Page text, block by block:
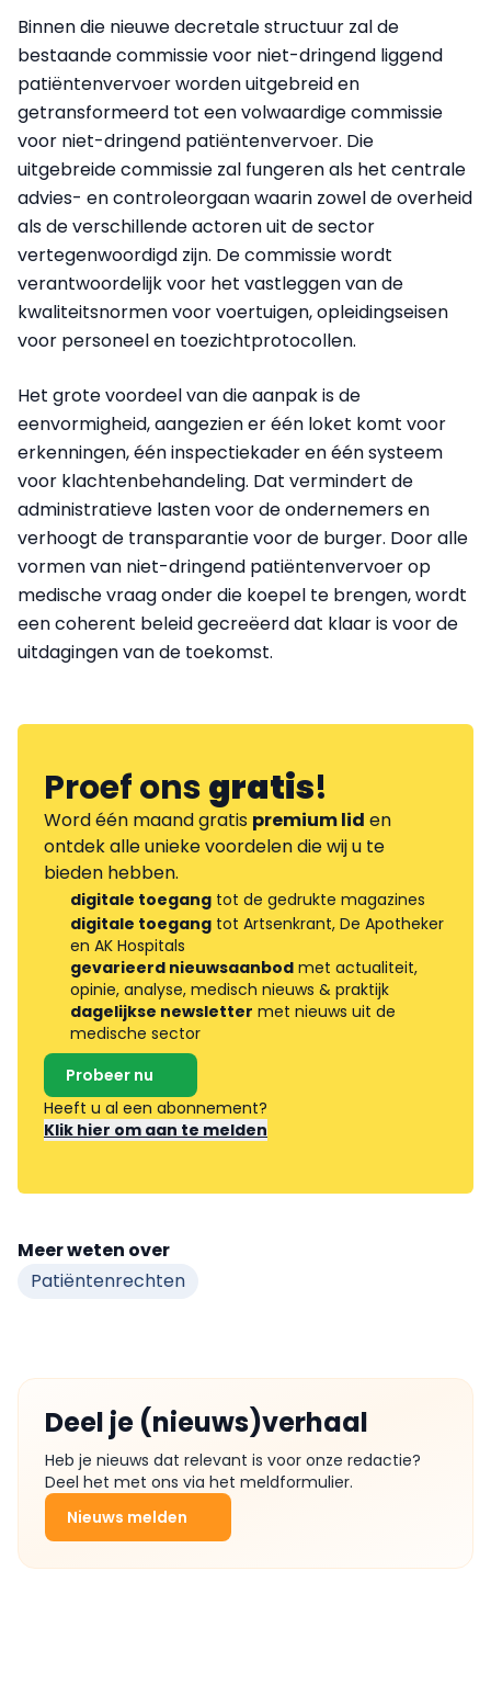
Binnen die nieuwe decretale structuur zal de
bestaande commissie voor niet-dringend liggend
patiëntenvervoer worden uitgebreid en
getransformeerd tot een volwaardige commissie
voor niet-dringend patiëntenvervoer. Die
uitgebreide commissie zal fungeren als het centrale
advies- en controleorgaan waarin zowel de overheid
als de verschillende actoren uit de sector
vertegenwoordigd zijn. De commissie wordt
verantwoordelijk voor het vastleggen van de
kwaliteitsnormen voor voertuigen, opleidingseisen
voor personeel en toezichtprotocollen.
Het grote voordeel van die aanpak is de
eenvormigheid, aangezien er één loket komt voor
erkenningen, één inspectiekader en één systeem
voor klachtenbehandeling. Dat vermindert de
administratieve lasten voor de ondernemers en
verhoogt de transparantie voor de burger. Door alle
vormen van niet-dringend patiëntenvervoer op
medische vraag onder die koepel te brengen, wordt
een coherent beleid gecreëerd dat klaar is voor de
uitdagingen van de toekomst.
Proef onsgratis!
Word één maand gratis premium lid en
ontdek alle unieke voordelen die wij u te
bieden hebben.
digitale toegang tot de gedrukte magazines
digitale toegang tot Artsenkrant, De Apotheker
en AK Hospitals
gevarieerd nieuwsaanbod met actualiteit,
opinie, analyse, medisch nieuws & praktijk
dagelijkse newsletter met nieuws uit de
medische sector
Probeer nu
Heeft u al een abonnement?
Klik hier om aan te melden
Meer weten over
Patiëntenrechten
Deel je (nieuws)verhaal
Heb je nieuws dat relevant is voor onze redactie?
Deel het met ons via het meldformulier.
Nieuws melden